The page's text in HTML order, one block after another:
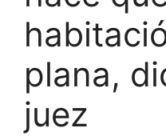
plana,
juez